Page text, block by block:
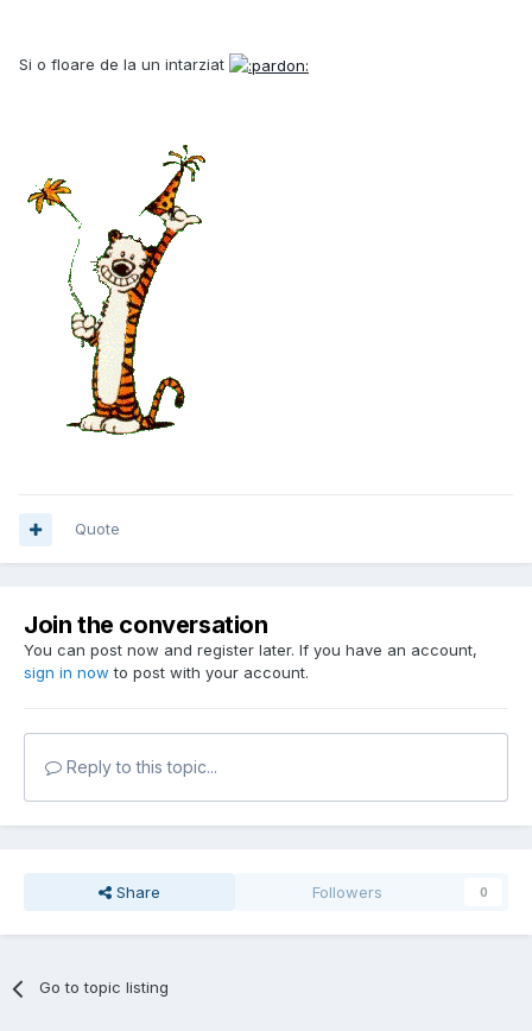
Si o floare de la un intarziat
Quote
Join the conversation
You can post now and register later. If you have an account,
sign in now to post with your account.
Reply to this topic...
Share Followers 0
Go to topic listing